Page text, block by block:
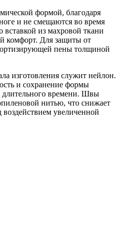
формой, благодаря
и не смещаются во время
вставкой из махровой ткани
комфорт. Для защиты от
пены толщиной
изготовления служит нейлон.
и сохранение формы
длительного времени. Швы
нитью, что снижает
увеличенной